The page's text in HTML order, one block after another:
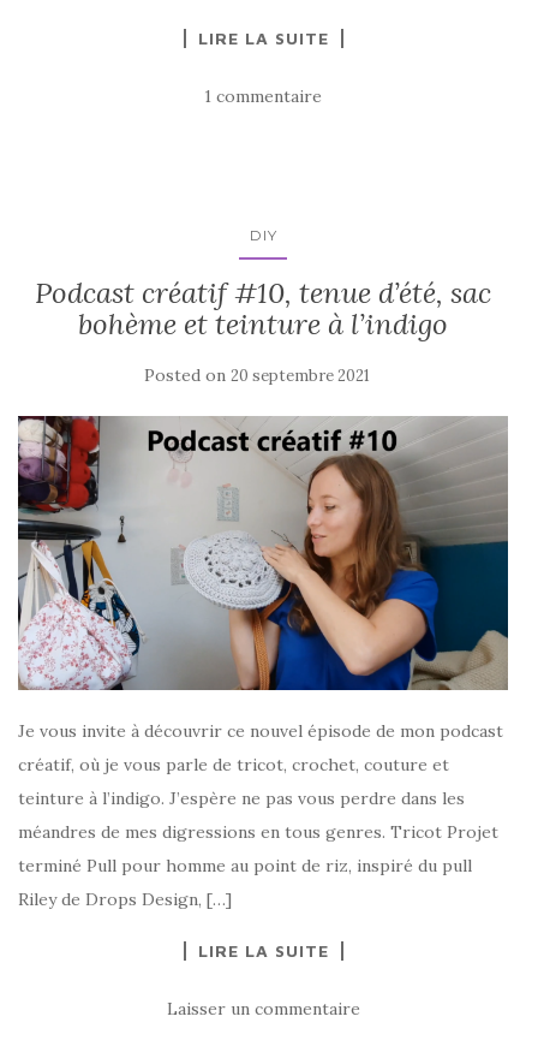
LIRE LA SUITE
1 commentaire
DIY
Podcast créatif #10, tenue d’été, sac
bohème et teinture à l’indigo
Posted on 20 septembre 2021
Je vous invite à découvrir ce nouvel épisode de mon podcast
créatif, où je vous parle de tricot, crochet, couture et
teinture à l’indigo. J’espère ne pas vous perdre dans les
méandres de mes digressions en tous genres. Tricot Projet
terminé Pull pour homme au point de riz, inspiré du pull
Riley de Drops Design, […]
LIRE LA SUITE
Laisser un commentaire